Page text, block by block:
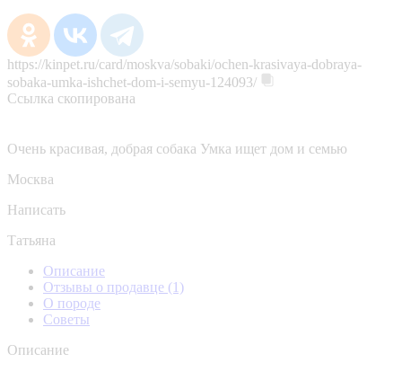
https://kinpet.ru/card/moskva/sobaki/ochen-krasivaya-dobraya-
sobaka-umka-ishchet-dom-i-semyu-124093/
Ссылка скопирована
Очень красивая, добрая собака Умка ищет дом и семью
Москва
Написать
Татьяна
Описание
Отзывы о продавце (1)
О породе
Советы
Описание